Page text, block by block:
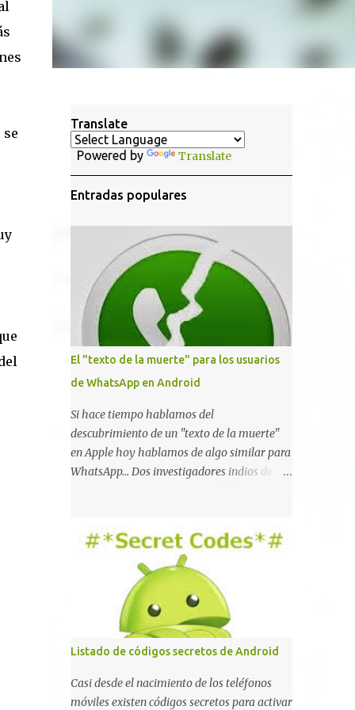
se
Translate
Powered by Translate
Entradas populares
El "texto de la muerte" para los usuarios
de WhatsApp en Android
Si hace tiempo hablamos del
descubrimiento de un "texto de la muerte"
en Apple hoy hablamos de algo similar para
WhatsApp... Dos investigadores indios de tan
que la aplicación se detenga por completo al
intentar leer un sólo mensaje de 2000
caracteres especiales y tan sólo 2 KB de
tamaño. La vulnerabilidad ha sido probada
y funciona correctamente en la mayoría de
las versiones de Android y de WhatsApp
incluyendo la 2.11.431 y 2.11.432. Sin embargo
todavía no se ha probado en iOS y Windows
no parece ser vulnerable. Esto podría
provocar que se extienda como una pesada
Listado de códigos secretos de Android
Casi desde el nacimiento de los teléfonos
móviles existen códigos secretos para activar